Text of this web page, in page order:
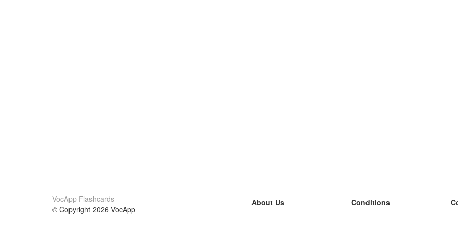
VocApp Flashcards
© Copyright 2026 VocApp
About Us
Conditions